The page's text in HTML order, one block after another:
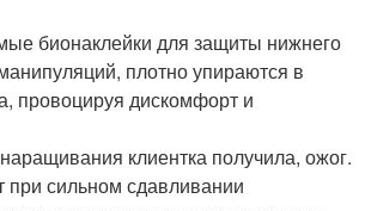
бионаклейки для защиты нижнего
плотно упираются в
провоцируя дискомфорт и
клиентка получила, ожог.
при сильном сдавливании